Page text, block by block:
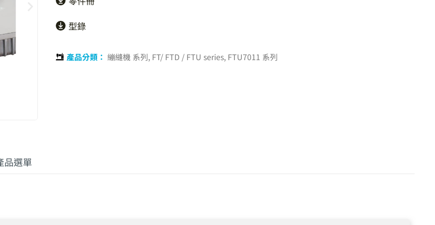
型錄
產品分類： 繃縫機 系列, FT/ FTD / FTU series, FTU7011 系列
品選單